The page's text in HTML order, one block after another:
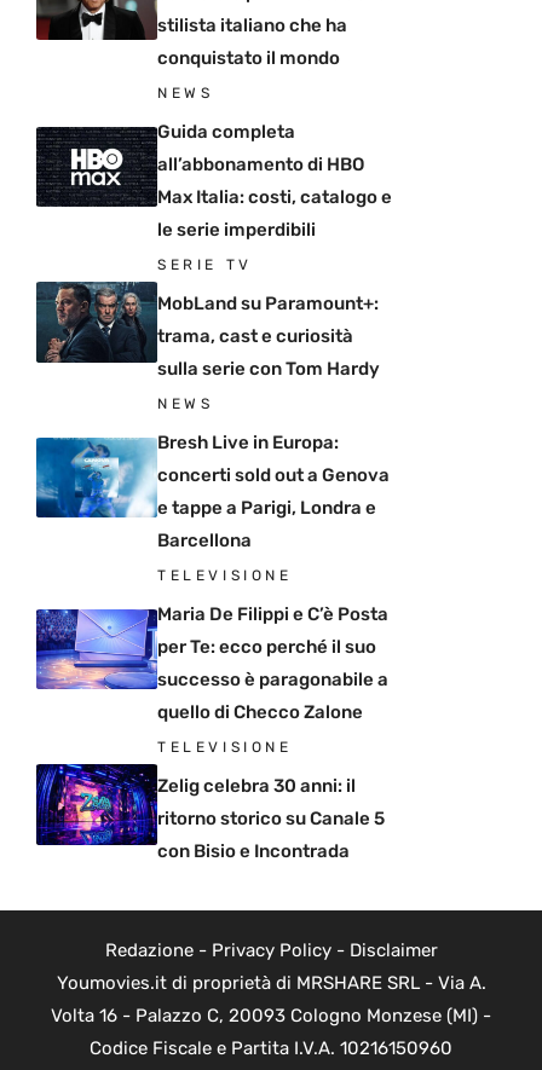
stilista italiano che ha
conquistato il mondo
NEWS
Guida completa
all’abbonamento di HBO
Max Italia: costi, catalogo e
le serie imperdibili
SERIE TV
MobLand su Paramount+:
trama, cast e curiosità
sulla serie con Tom Hardy
NEWS
Bresh Live in Europa:
concerti sold out a Genova
e tappe a Parigi, Londra e
Barcellona
TELEVISIONE
Maria De Filippi e C’è Posta
per Te: ecco perché il suo
successo è paragonabile a
quello di Checco Zalone
TELEVISIONE
Zelig celebra 30 anni: il
ritorno storico su Canale 5
con Bisio e Incontrada
Redazione- Privacy Policy- Disclaimer
Youmovies.it di proprietà di MRSHARE SRL - Via A.
Volta 16 - Palazzo C, 20093 Cologno Monzese (MI) -
Codice Fiscale e Partita I.V.A. 10216150960